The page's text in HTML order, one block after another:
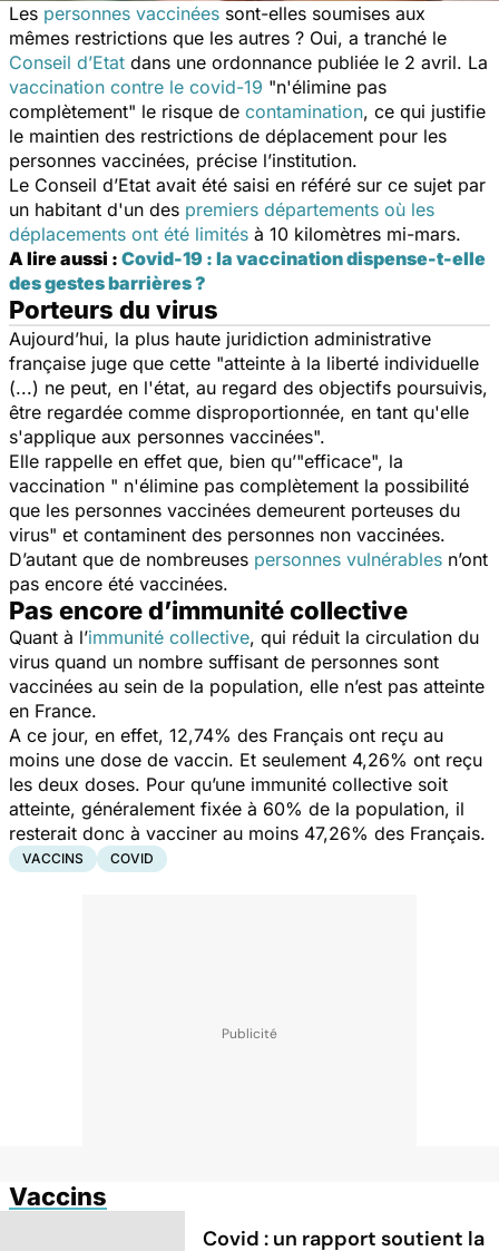
Les personnes vaccinées sont-elles soumises aux
mêmes restrictions que les autres ? Oui, a tranché le
Conseil d’Etat dans une ordonnance publiée le 2 avril. La
vaccination contre le covid-19 "n'élimine pas
complètement" le risque de contamination, ce qui justifie
le maintien des restrictions de déplacement pour les
personnes vaccinées, précise l’institution.
Le Conseil d’Etat avait été saisi en référé sur ce sujet par
un habitant d'un des premiers départements où les
déplacements ont été limités à 10 kilomètres mi-mars.
A lire aussi : Covid-19 : la vaccination dispense-t-elle
des gestes barrières ?
Porteurs du virus
Aujourd’hui, la plus haute juridiction administrative
française juge que cette "atteinte à la liberté individuelle
(...) ne peut, en l'état, au regard des objectifs poursuivis,
être regardée comme disproportionnée, en tant qu'elle
s'applique aux personnes vaccinées".
Elle rappelle en effet que, bien qu’"efficace", la
vaccination " n'élimine pas complètement la possibilité
que les personnes vaccinées demeurent porteuses du
virus" et contaminent des personnes non vaccinées.
D’autant que de nombreuses personnes vulnérables n’ont
pas encore été vaccinées.
Pas encore d’immunité collective
Quant à l’immunité collective, qui réduit la circulation du
virus quand un nombre suffisant de personnes sont
vaccinées au sein de la population, elle n’est pas atteinte
en France.
A ce jour, en effet, 12,74% des Français ont reçu au
moins une dose de vaccin. Et seulement 4,26% ont reçu
les deux doses. Pour qu’une immunité collective soit
atteinte, généralement fixée à 60% de la population, il
resterait donc à vacciner au moins 47,26% des Français.
VACCINS COVID
Vaccins
Covid : un rapport soutient la